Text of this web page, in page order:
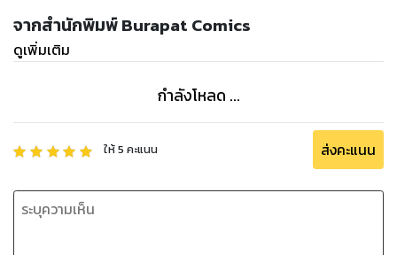
จากสำนักพิมพ์ Burapat Comics
ดูเพิ่มเติม
กำลังโหลด ...
ให้5 คะแนน ส่งคะแนน